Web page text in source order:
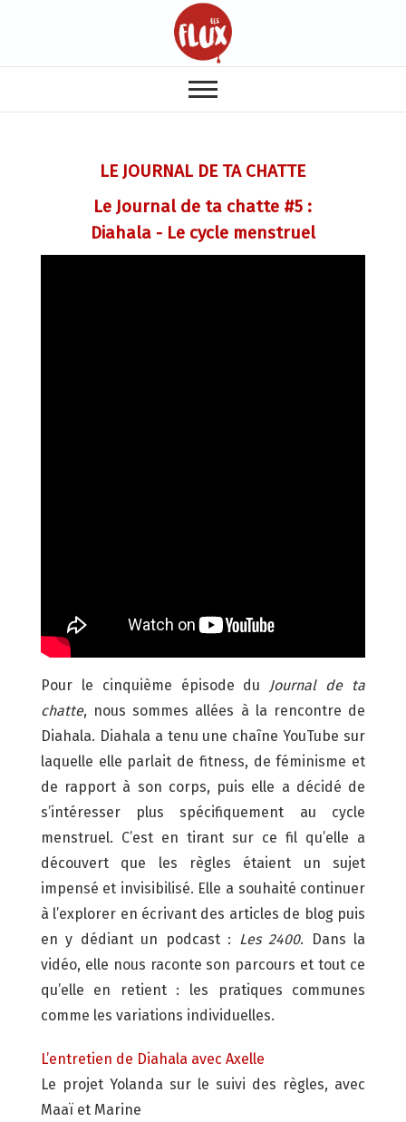
LE JOURNAL DE TA CHATTE
Le Journal de ta chatte #5 :
Diahala - Le cycle menstruel
Pour le cinquième épisode du Journal de ta
chatte, nous sommes allées à la rencontre de
Diahala. Diahala a tenu une chaîne YouTube sur
laquelle elle parlait de fitness, de féminisme et
de rapport à son corps, puis elle a décidé de
s’intéresser plus spécifiquement au cycle
menstruel. C’est en tirant sur ce fil qu’elle a
découvert que les règles étaient un sujet
impensé et invisibilisé. Elle a souhaité continuer
à l’explorer en écrivant des articles de blog puis
en y dédiant un podcast : Les 2400. Dans la
vidéo, elle nous raconte son parcours et tout ce
qu’elle en retient : les pratiques communes
comme les variations individuelles.
L’entretien de Diahala avec Axelle
Le projet Yolanda sur le suivi des règles, avec
Maaï et Marine